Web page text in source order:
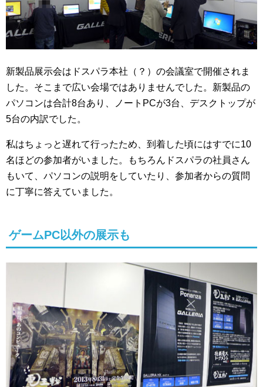
新製品展示会はドスパラ本社（？）の会議室で開催されま
した。そこまで広い会場ではありませんでした。新製品の
パソコンは合計8台あり、ノートPCが3台、デスクトップが
5台の内訳でした。
私はちょっと遅れて行ったため、到着した頃にはすでに10
名ほどの参加者がいました。もちろんドスパラの社員さん
もいて、パソコンの説明をしていたり、参加者からの質問
に丁寧に答えていました。
ゲームPC以外の展示も